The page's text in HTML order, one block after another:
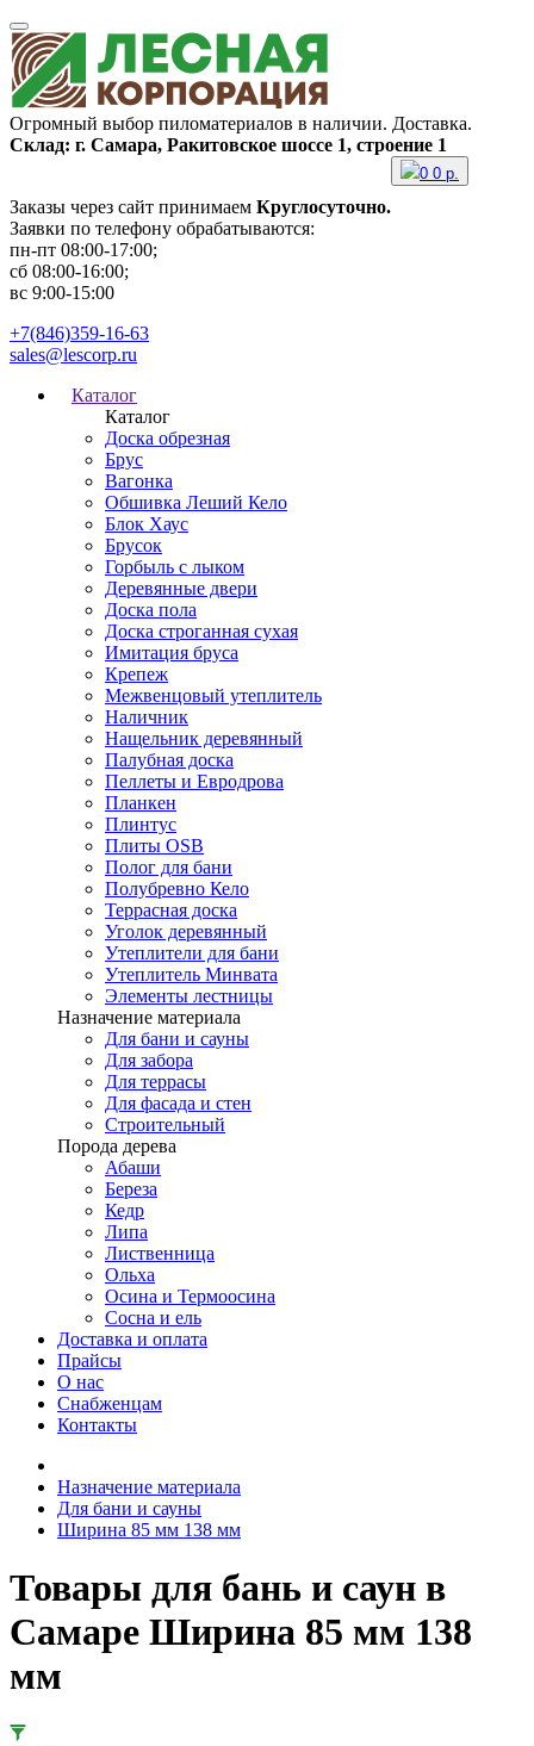
Огромный выбор пиломатериалов в наличии. Доставка.
Склад: г. Самара, Ракитовское шоссе 1, строение 1
Заказы через сайт принимаем Круглосуточно.
Заявки по телефону обрабатываются:
пн-пт 08:00-17:00;
сб 08:00-16:00;
вс 9:00-15:00
0 0 р.
+7(846)359-16-63
sales@lescorp.ru
Каталог
Каталог
Доска обрезная
Брус
Вагонка
Обшивка Леший Кело
Блок Хаус
Брусок
Горбыль с лыком
Деревянные двери
Доска пола
Доска строганная сухая
Имитация бруса
Крепеж
Межвенцовый утеплитель
Наличник
Нащельник деревянный
Палубная доска
Пеллеты и Евродрова
Планкен
Плинтус
Плиты OSB
Полог для бани
Полубревно Кело
Террасная доска
Уголок деревянный
Утеплители для бани
Утеплитель Минвата
Элементы лестницы
Назначение материала
Для бани и сауны
Для забора
Для террасы
Для фасада и стен
Строительный
Порода дерева
Абаши
Береза
Кедр
Липа
Лиственница
Ольха
Осина и Термоосина
Сосна и ель
Доставка и оплата
Прайсы
О нас
Снабженцам
Контакты
Назначение материала
Для бани и сауны
Ширина 85 мм 138 мм
Товары для бань и саун в
Самаре Ширина 85 мм 138
мм